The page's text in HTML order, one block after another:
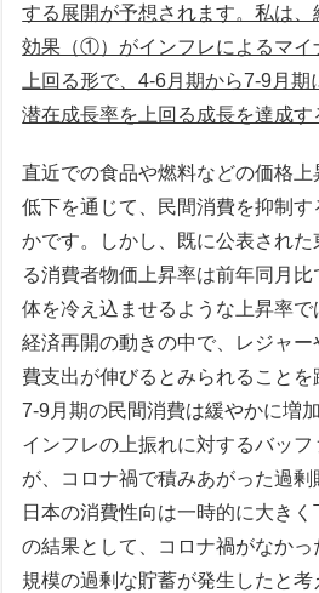
する展開が予想されます。私は
効果（①）がインフレによるマ
上回る形で、4-6月期から7-9月
潜在成長率を上回る成長を達成
直近での食品や燃料などの価格
低下を通じて、民間消費を抑制
かです。しかし、既に公表され
る消費者物価上昇率は前年同月
体を冷え込ませるような上昇率で
経済再開の動きの中で、レジャ
費支出が伸びるとみられること
7-9月期の民間消費は緩やかに増
インフレの上振れに対するバッ
が、コロナ禍で積みあがった過
日本の消費性向は一時的に大き
の結果として、コロナ禍がなかっ
規模の過剰な貯蓄が発生したと考